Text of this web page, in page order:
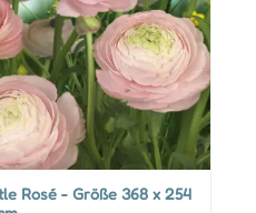
Rosé - Größe 368 x 254